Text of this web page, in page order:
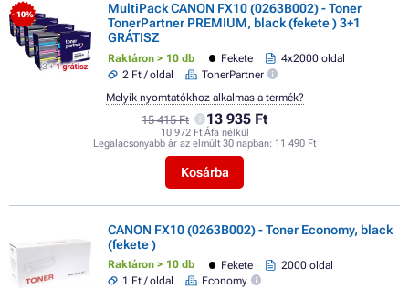
- 10%
MultiPack CANON FX10 (0263B002) - Toner
TonerPartner PREMIUM, black (fekete ) 3+1
GRÁTISZ
Raktáron > 10 db Fekete
4x2000 oldal
2 Ft / oldal
TonerPartner
15 415 Ft 13 935 Ft
10 972 Ft Áfa nélkül
Legalacsonyabb ár az elmúlt 30 napban: 11 490 Ft
Kosárba
Melyik nyomtatókhoz alkalmas a termék?
CANON FX10 (0263B002) - Toner Economy, black
(fekete )
Raktáron > 10 db Fekete
2000 oldal
1 Ft / oldal
Economy